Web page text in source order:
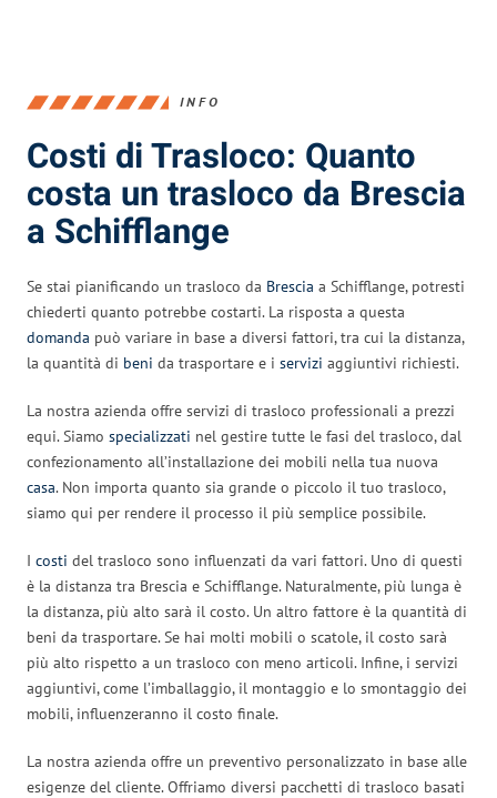
INFO
Costi di Trasloco: Quanto
costa un trasloco da Brescia
a Schifflange
Se stai pianificando un trasloco da Brescia a Schifflange, potresti
chiederti quanto potrebbe costarti. La risposta a questa
domanda può variare in base a diversi fattori, tra cui la distanza,
la quantità di beni da trasportare e i servizi aggiuntivi richiesti.
La nostra azienda offre servizi di trasloco professionali a prezzi
equi. Siamo specializzati nel gestire tutte le fasi del trasloco, dal
confezionamento all’installazione dei mobili nella tua nuova
casa. Non importa quanto sia grande o piccolo il tuo trasloco,
siamo qui per rendere il processo il più semplice possibile.
I costi del trasloco sono influenzati da vari fattori. Uno di questi
è la distanza tra Brescia e Schifflange. Naturalmente, più lunga è
la distanza, più alto sarà il costo. Un altro fattore è la quantità di
beni da trasportare. Se hai molti mobili o scatole, il costo sarà
più alto rispetto a un trasloco con meno articoli. Infine, i servizi
aggiuntivi, come l’imballaggio, il montaggio e lo smontaggio dei
mobili, influenzeranno il costo finale.
La nostra azienda offre un preventivo personalizzato in base alle
esigenze del cliente. Offriamo diversi pacchetti di trasloco basati